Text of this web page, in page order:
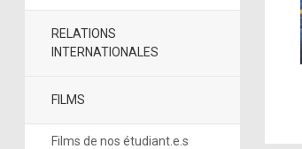
RELATIONS
INTERNATIONALES
FILMS
Films de nos étudiant.e.s